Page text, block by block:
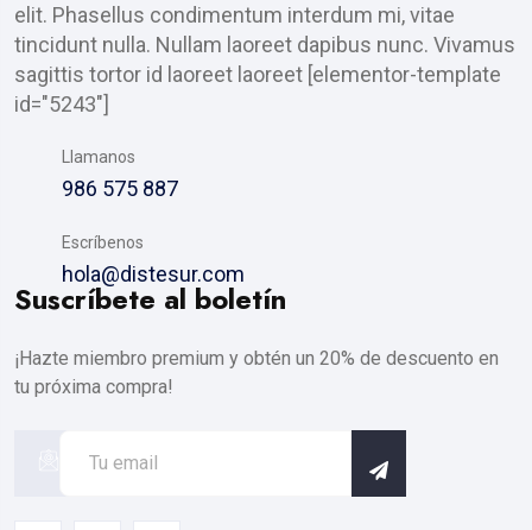
elit. Phasellus condimentum interdum mi, vitae
tincidunt nulla. Nullam laoreet dapibus nunc. Vivamus
sagittis tortor id laoreet laoreet [elementor-template
id="5243"]
Llamanos
986 575 887
Escríbenos
hola@distesur.com
Suscríbete al boletín
¡Hazte miembro premium y obtén un 20% de descuento en
tu próxima compra!